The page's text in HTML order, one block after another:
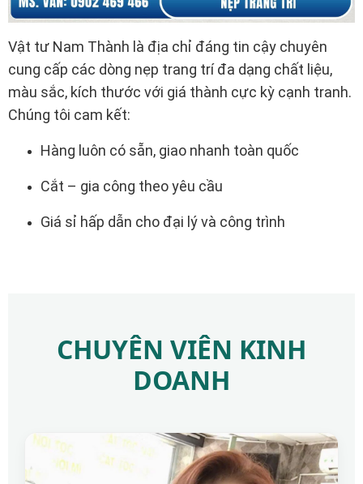
Vật tư Nam Thành là địa chỉ đáng tin cậy chuyên
cung cấp các dòng nẹp trang trí đa dạng chất liệu,
màu sắc, kích thước với giá thành cực kỳ cạnh tranh.
Chúng tôi cam kết:
Hàng luôn có sẵn, giao nhanh toàn quốc
Cắt – gia công theo yêu cầu
Giá sỉ hấp dẫn cho đại lý và công trình
CHUYÊN VIÊN KINH
DOANH